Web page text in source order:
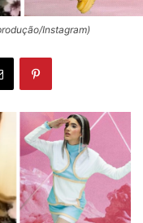
Instagram)